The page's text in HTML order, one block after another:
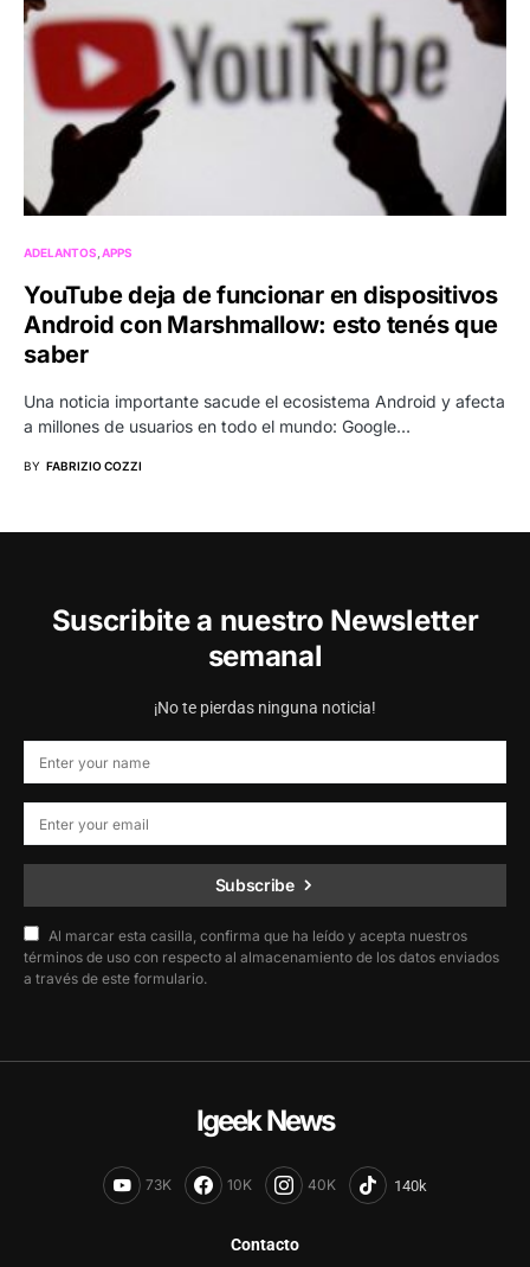
ADELANTOS APPS
YouTube deja de funcionar en dispositivos
Android con Marshmallow: esto tenés que
saber
Una noticia importante sacude el ecosistema Android y afecta
a millones de usuarios en todo el mundo: Google…
BY FABRIZIO COZZI
Suscribite a nuestro Newsletter
semanal
¡No te pierdas ninguna noticia!
Subscribe
Al marcar esta casilla, confirma que ha leído y acepta nuestros
términos de uso con respecto al almacenamiento de los datos enviados
a través de este formulario.
Igeek News
73K 10K 40K
Contacto